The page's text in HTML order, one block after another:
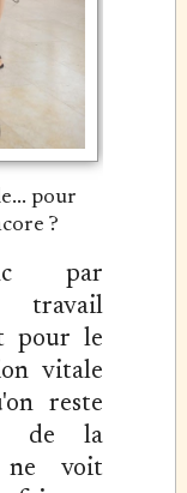
pour
?
par
pour le
vitale
reste
de la
ne voit